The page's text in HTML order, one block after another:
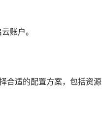
账户。
合适的配置方案，包括资